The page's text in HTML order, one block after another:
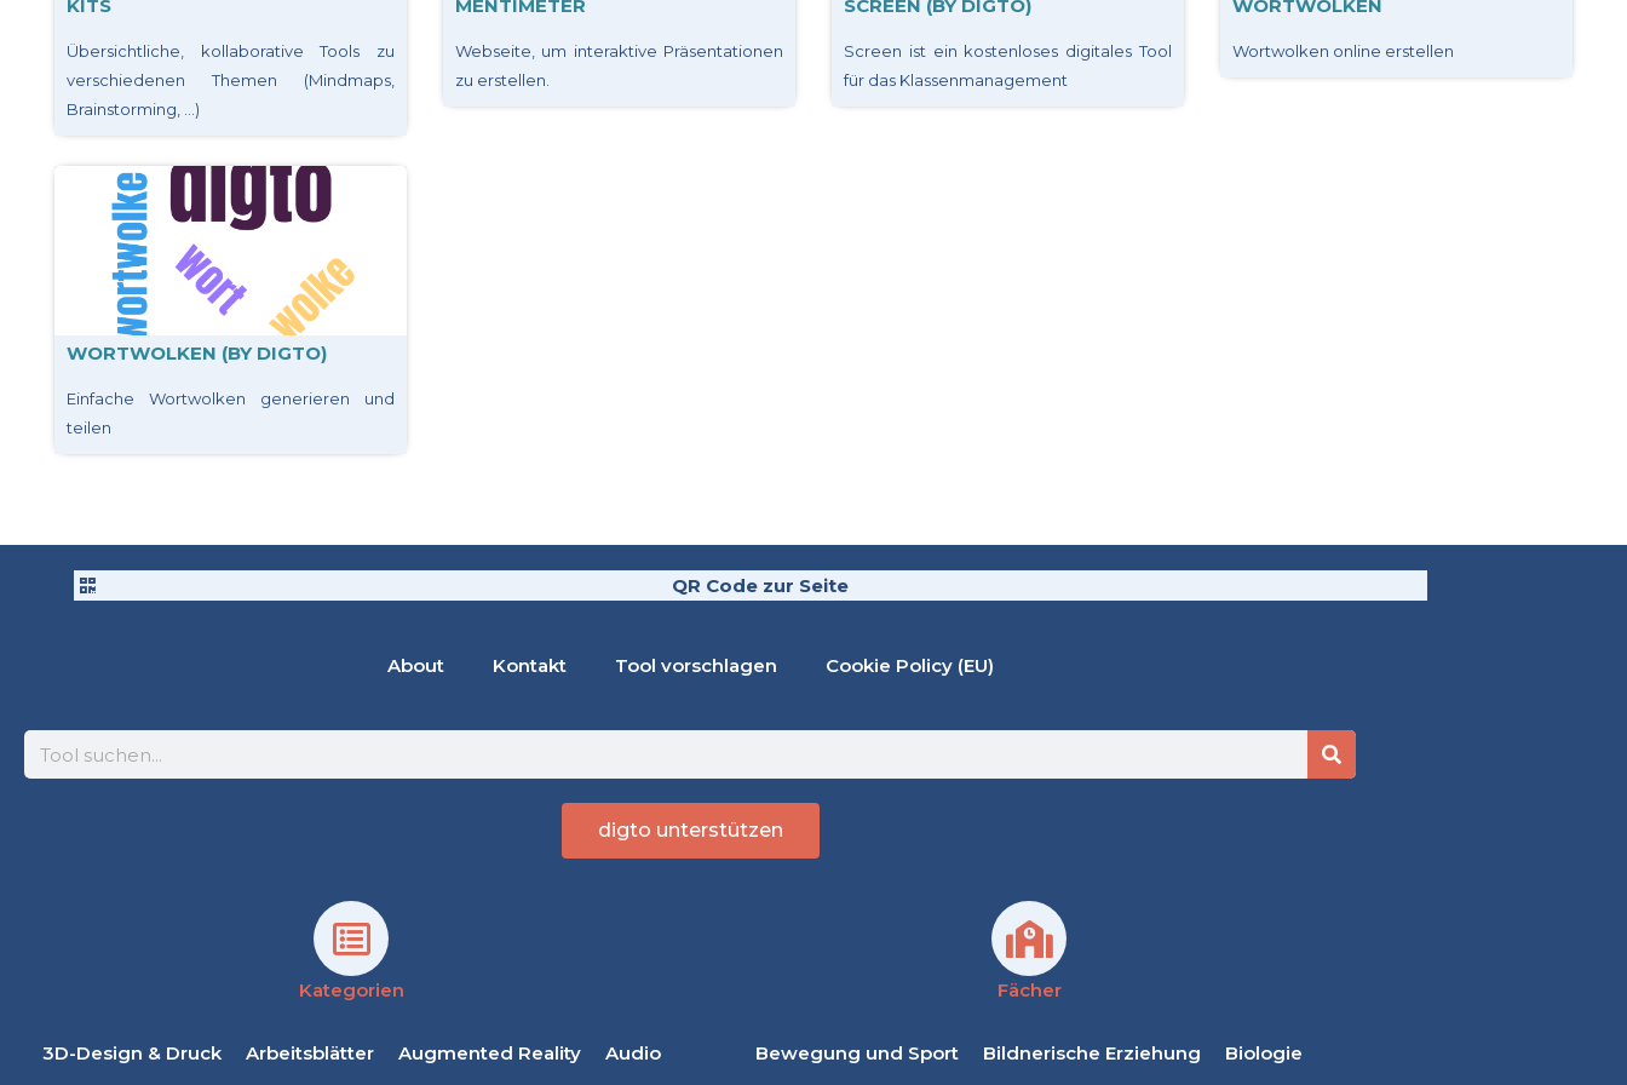
KITS
Übersichtliche, kollaborative Tools zu
verschiedenen Themen (Mindmaps,
Brainstorming, ...)
MENTIMETER
Webseite, um interaktive Präsentationen
zu erstellen.
SCREEN (BY DIGTO)
Screen ist ein kostenloses digitales Tool
für das Klassenmanagement
WORTWOLKEN
Wortwolken online erstellen
WORTWOLKEN (BY DIGTO)
Einfache Wortwolken generieren und
teilen
QR Code zur Seite
About Kontakt Tool vorschlagen Cookie Policy (EU)
Suche
digto unterstützen
Kategorien
3D-Design & Druck Arbeitsblätter Augmented Reality Audio
Fächer
Bewegung und Sport Bildnerische Erziehung Biologie